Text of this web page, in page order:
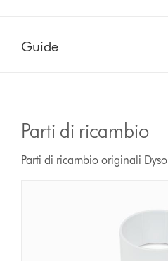
Guide
Parti di ricambio
Parti di ricambio originali